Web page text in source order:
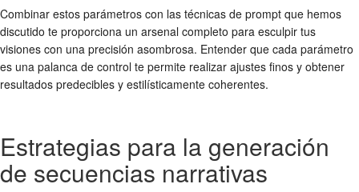
Combinar estos parámetros con las técnicas de prompt que hemos
discutido te proporciona un arsenal completo para esculpir tus
visiones con una precisión asombrosa. Entender que cada parámetro
es una palanca de control te permite realizar ajustes finos y obtener
resultados predecibles y estilísticamente coherentes.
Estrategias para la generación
de secuencias narrativas